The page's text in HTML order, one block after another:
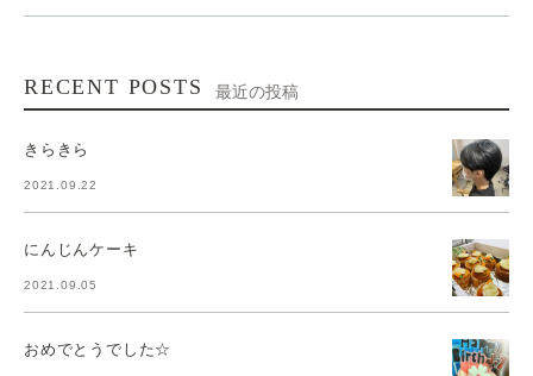
RECENT POSTS 最近の投稿
きらきら
2021.09.22
にんじんケーキ
2021.09.05
おめでとうでした☆